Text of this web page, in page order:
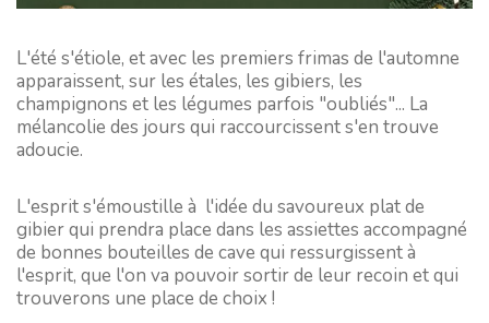
L'été s'étiole, et avec les premiers frimas de l'automne
apparaissent, sur les étales, les gibiers, les
champignons et les légumes parfois "oubliés"... La
mélancolie des jours qui raccourcissent s'en trouve
adoucie.
L'esprit s'émoustille à l'idée du savoureux plat de
gibier qui prendra place dans les assiettes accompagné
de bonnes bouteilles de cave qui ressurgissent à
l'esprit, que l'on va pouvoir sortir de leur recoin et qui
trouverons une place de choix !